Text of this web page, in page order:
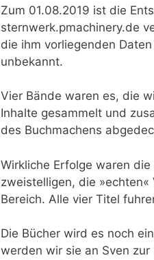
Zum 01.08.2019 ist die
sternwerk.pmachinery.de
die ihm vorliegenden
unbekannt.
Vier Bände waren es, die
Inhalte gesammelt und
des Buchmachens
Wirkliche Erfolge waren
zweistelligen, die
Bereich. Alle vier Titel
Die Bücher wird es noch
werden wir sie an Sven